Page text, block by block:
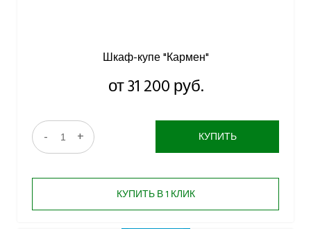
Шкаф-купе "Кармен"
от 31 200 руб.
- + КУПИТЬ
КУПИТЬ В 1 КЛИК